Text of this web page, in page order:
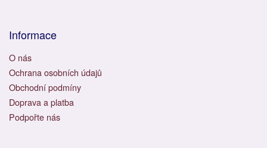
Informace
O nás
Ochrana osobních údajů
Obchodní podmíny
Doprava a platba
Podpořte nás